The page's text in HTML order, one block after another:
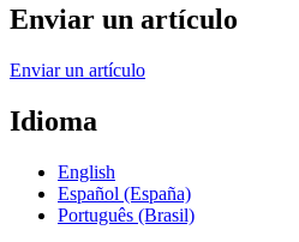
Enviar un artículo
Enviar un artículo
Idioma
English
Español (España)
Português (Brasil)